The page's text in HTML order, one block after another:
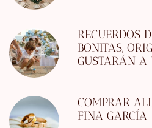
RECUERDOS
BONITAS,
GUSTARÁN A
COMPRAR
FINA GARCÍA